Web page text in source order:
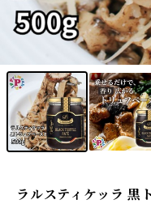
ラルスティケッラ 黒